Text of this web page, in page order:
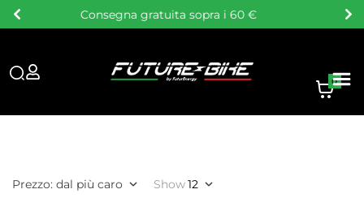
Consulenza personalizzata
0
Prezzo: dal più caro Show12